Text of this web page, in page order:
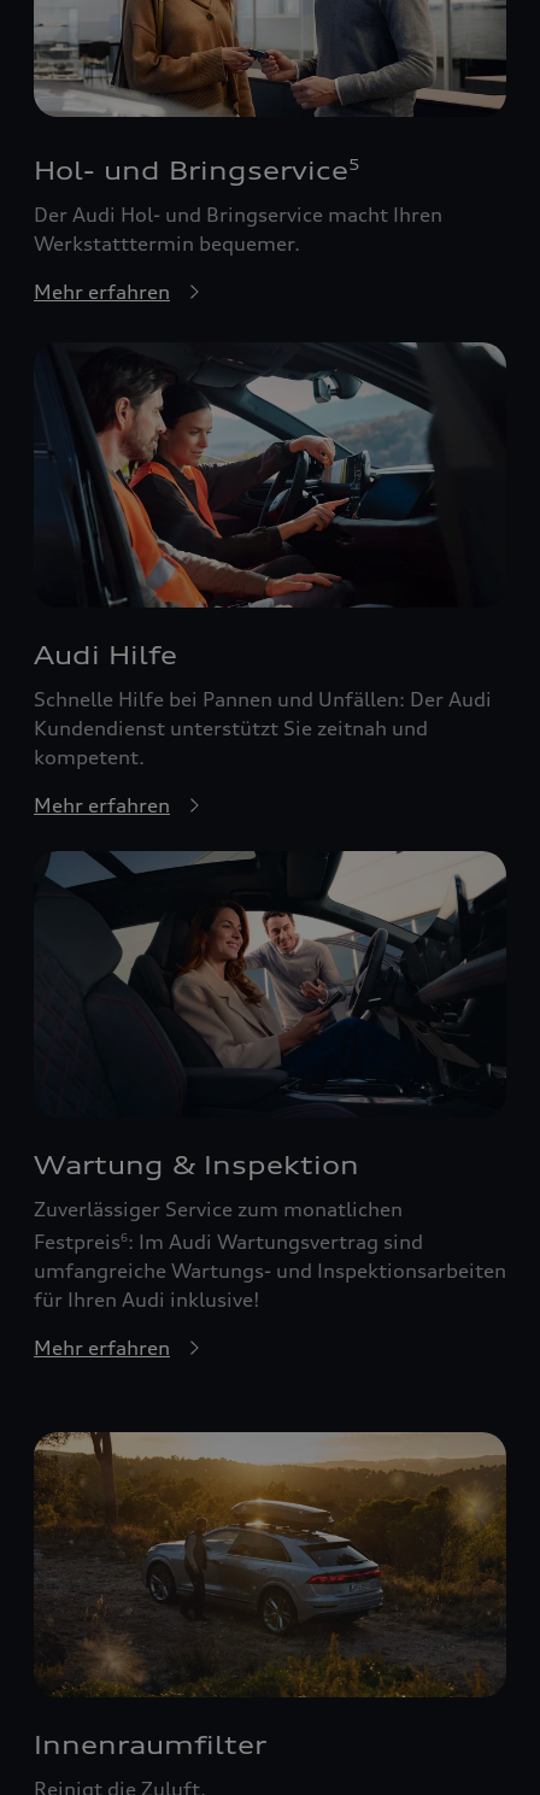
Hol- und Bringservice5
Der Audi Hol- und Bringservice macht Ihren
Werkstatttermin bequemer.
Mehr erfahren
Audi Hilfe
Schnelle Hilfe bei Pannen und Unfällen: Der Audi
Kundendienst unterstützt Sie zeitnah und
kompetent.
Mehr erfahren
Wartung & Inspektion
Zuverlässiger Service zum monatlichen
Festpreis6: Im Audi Wartungsvertrag sind
umfangreiche Wartungs- und Inspektionsarbeiten
für Ihren Audi inklusive!
Mehr erfahren
Innenraumfilter
Reinigt die Zuluft.